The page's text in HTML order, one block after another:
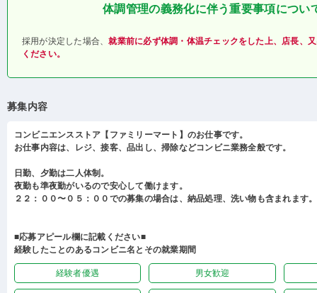
体調管理の義務化に伴う重要事項につい
採用が決定した場合、就業前に必ず体調・体温チェックをした上、店長、
ください。
募集内容
コンビニエンスストア【ファミリーマート】のお仕事です。
お仕事内容は、レジ、接客、品出し、掃除などコンビニ業務全般です。
日勤、夕勤は二人体制。
夜勤も準夜勤がいるので安心して働けます。
２２：００〜０５：００での募集の場合は、納品処理、洗い物も含まれます。
■応募アピール欄に記載ください■
経験したことのあるコンビニ名とその就業期間
経験者優遇 男女歓迎